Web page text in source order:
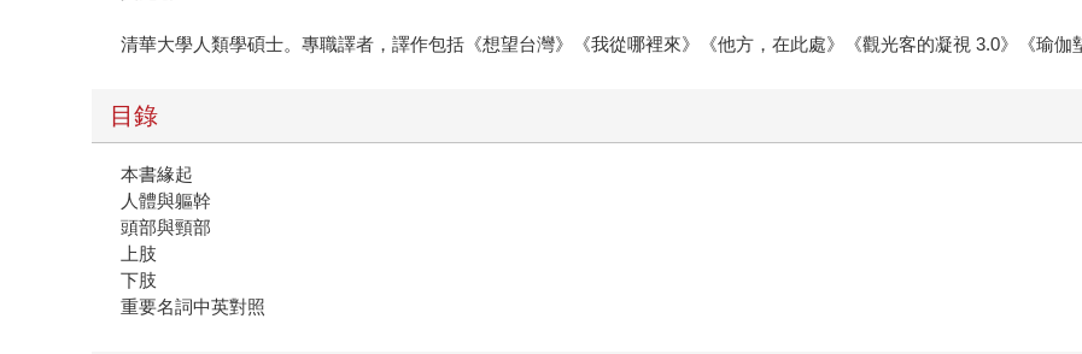
清華大學人類學碩士。專職譯者，譯作包括《想望台灣》《我從哪裡來》《他方，在此處》《觀光客的凝視 3.0》《瑜伽
目錄
本書緣起
人體與軀幹
頭部與頸部
上肢
下肢
重要名詞中英對照